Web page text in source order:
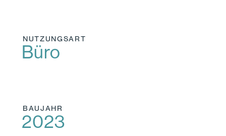
NUTZUNGSART
Büro
BAUJAHR
2023